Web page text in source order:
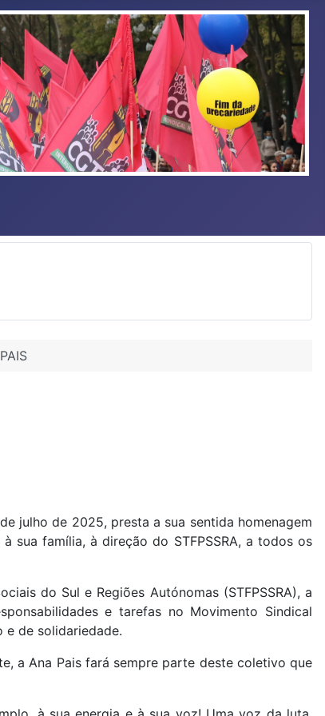
julho de 2025, presta a sua sentida homenagem
sua família, à direção do STFPSSRA, a todos os
do Sul e Regiões Autónomas (STFPSSRA), a
e tarefas no Movimento Sindical
e de solidariedade.
a Ana Pais fará sempre parte deste coletivo que